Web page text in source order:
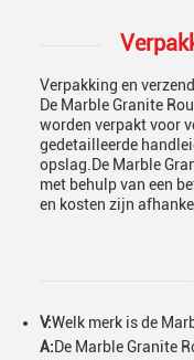
Verpakking en
De Marble Granite
worden verpakt voor
gedetailleerde
opslag.De Marble
met behulp van een
en kosten zijn
V:Welk merk is de
A:De Marble Granite